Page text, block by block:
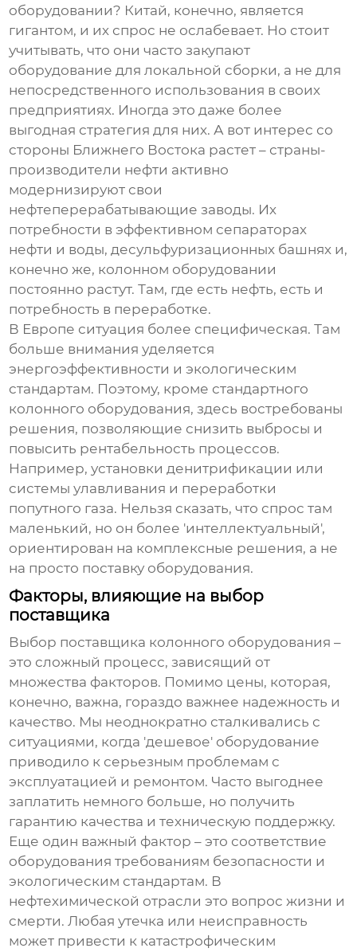
оборудовании? Китай, конечно, является
гигантом, и их спрос не ослабевает. Но стоит
учитывать, что они часто закупают
оборудование для локальной сборки, а не для
непосредственного использования в своих
предприятиях. Иногда это даже более
выгодная стратегия для них. А вот интерес со
стороны Ближнего Востока растет – страны-
производители нефти активно
модернизируют свои
нефтеперерабатывающие заводы. Их
потребности в эффективном сепараторах
нефти и воды,десульфуризационных башнях и,
конечно же, колонном оборудовании
постоянно растут. Там, где есть нефть, есть и
потребность в переработке.
В Европе ситуация более специфическая. Там
больше внимания уделяется
энергоэффективности и экологическим
стандартам. Поэтому, кроме стандартного
колонного оборудования, здесь востребованы
решения, позволяющие снизить выбросы и
повысить рентабельность процессов.
Например,установки денитрификации или
системы улавливания и переработки
попутного газа. Нельзя сказать, что спрос там
маленький, но он более 'интеллектуальный',
ориентирован на комплексные решения, а не
на просто поставку оборудования.
Факторы, влияющие на выбор
поставщика
Выбор поставщика колонного оборудования –
это сложный процесс, зависящий от
множества факторов. Помимо цены, которая,
конечно, важна, гораздо важнее надежность и
качество. Мы неоднократно сталкивались с
ситуациями, когда 'дешевое' оборудование
приводило к серьезным проблемам с
эксплуатацией и ремонтом. Часто выгоднее
заплатить немного больше, но получить
гарантию качества и техническую поддержку.
Еще один важный фактор – это соответствие
оборудования требованиям безопасности и
экологическим стандартам. В
нефтехимической отрасли это вопрос жизни и
смерти. Любая утечка или неисправность
может привести к катастрофическим